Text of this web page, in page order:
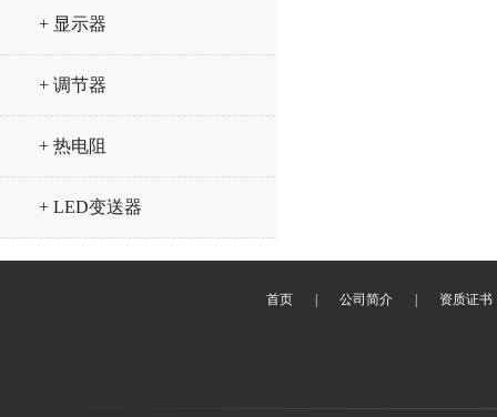
+ 显示器
+ 调节器
+ 热电阻
+ LED变送器
首页 公司简介 资质证书